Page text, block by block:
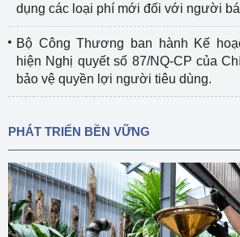
dụng các loại phí mới đối với người
Bộ Công Thương ban hành Kế
hiện Nghị quyết số 87/NQ-CP của
bảo vệ quyền lợi người tiêu dùng.
PHÁT TRIỂN BỀN VỮNG